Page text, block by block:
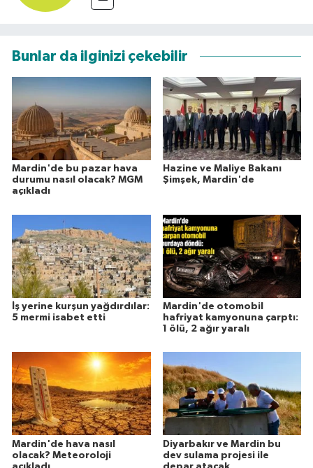
Bunlar da ilginizi çekebilir
Mardin'de bu pazar hava
durumu nasıl olacak? MGM
açıkladı
Hazine ve Maliye Bakanı
Şimşek, Mardin'de
İş yerine kurşun yağdırdılar:
5 mermi isabet etti
Mardin'de otomobil
hafriyat kamyonuna çarptı:
1 ölü, 2 ağır yaralı
Mardin'de hava nasıl
olacak? Meteoroloji
Diyarbakır ve Mardin bu
dev sulama projesi ile